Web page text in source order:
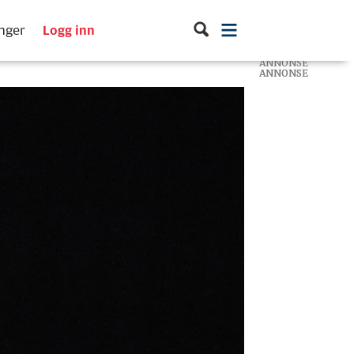
Logg inn
ANNONSE
ANNONSE
ANNONSE